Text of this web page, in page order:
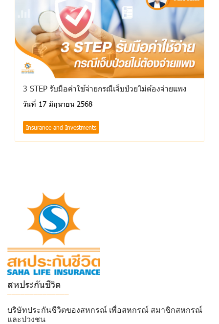
3 STEP รับมือค่าใช้จ่ายกรณีเจ็บป่วยไม่ต้องจ่ายแพง
วันที่ 17 มิถุนายน 2568
Insurance and Investments
สหประกันชีวิต
บริษัทประกันชีวิตของสหกรณ์ เพื่อสหกรณ์ สมาชิกสหกรณ์
และปวงชน